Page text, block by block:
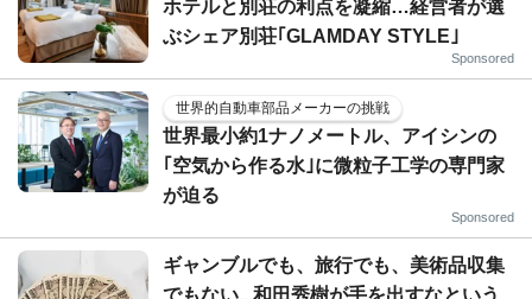
ホテルと別荘の利点を凝縮…経営者が選
ぶシェア別荘｢GLAMDAY STYLE｣
Sponsored
世界的自動車部品メーカーの挑戦
世界最小約1ナノメートル、アイシンの
｢空気から作る水｣に微粒子工学の専門家
が迫る
Sponsored
ギャンブルでも、旅行でも、美術品収集
でもない...和田秀樹が手を出すなという